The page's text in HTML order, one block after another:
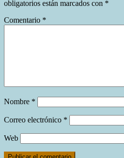
obligatorios están marcados con *
Comentario *
Nombre *
Correo electrónico *
Web